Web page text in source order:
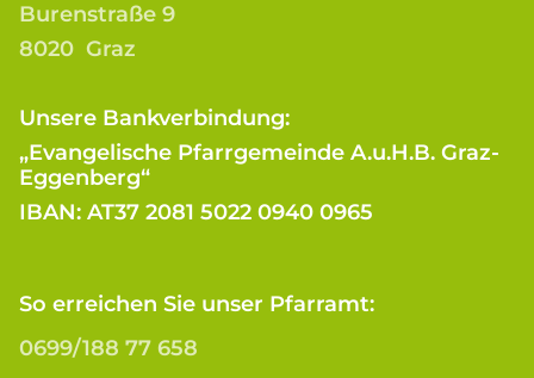
Burenstraße 9
8020 Graz
Unsere Bankverbindung:
„Evangelische Pfarrgemeinde A.u.H.B. Graz-
Eggenberg“
IBAN: AT37 2081 5022 0940 0965
So erreichen Sie unser Pfarramt:
0699/188 77 658